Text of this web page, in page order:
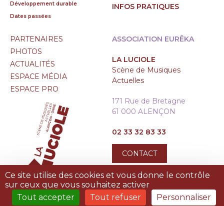
Développement durable
Dates passées
INFOS PRATIQUES
PARTENAIRES
PHOTOS
ACTUALITÉS
ESPACE MÉDIA
ESPACE PRO
ASSOCIATION EURÊKA
LA LUCIOLE
Scène de Musiques
Actuelles
171 Rue de Bretagne
61 000 ALENÇON
02 33 32 83 33
CONTACT
Ce site utilise des cookies et vous donne le contrôle
sur ceux que vous souhaitez activer
Tout accepter
Tout refuser Personnaliser